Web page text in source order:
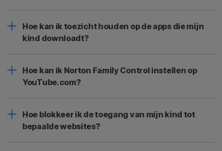
Hoe kan ik toezicht houden op de apps die mijn
kind downloadt?
Hoe kan ik Norton Family Control instellen op
YouTube.com?
Hoe blokkeer ik de toegang van mijn kind tot
bepaalde websites?